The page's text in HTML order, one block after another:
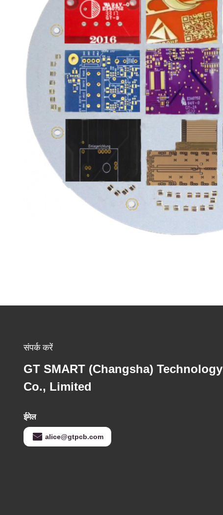
संपर्क करें
GT SMART (Changsha) Technology
Co., Limited
ईमेल
alice@gtpcb.com